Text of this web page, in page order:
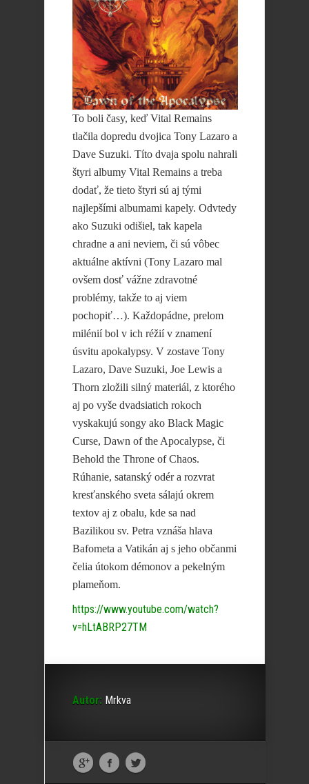
To boli časy, keď Vital Remains
tlačila dopredu dvojica Tony Lazaro a
Dave Suzuki. Títo dvaja spolu nahrali
štyri albumy Vital Remains a treba
dodať, že tieto štyri sú aj tými
najlepšími albumami kapely. Odvtedy
ako Suzuki odišiel, tak kapela
chradne a ani neviem, či sú vôbec
aktuálne aktívni (Tony Lazaro mal
ovšem dosť vážne zdravotné
problémy, takže to aj viem
pochopiť…). Každopádne, prelom
milénií bol v ich réžií v znamení
úsvitu apokalypsy. V zostave Tony
Lazaro, Dave Suzuki, Joe Lewis a
Thorn zložili silný materiál, z ktorého
aj po vyše dvadsiatich rokoch
vyskakujú songy ako Black Magic
Curse, Dawn of the Apocalypse, či
Behold the Throne of Chaos.
Rúhanie, satanský odér a rozvrat
kresťanského sveta sálajú okrem
textov aj z obalu, kde sa nad
Bazilikou sv. Petra vznáša hlava
Bafometa a Vatikán aj s jeho občanmi
čelia útokom démonov a pekelným
plameňom.
https://www.youtube.com/watch?
v=hLtABRP27TM
Autor: Mrkva